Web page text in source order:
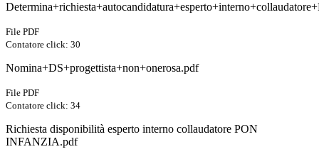
File PDF
Contatore click: 30
Nomina+DS+progettista+non+onerosa.pdf
File PDF
Contatore click: 34
Richiesta disponibilità esperto interno collaudatore PON
INFANZIA.pdf